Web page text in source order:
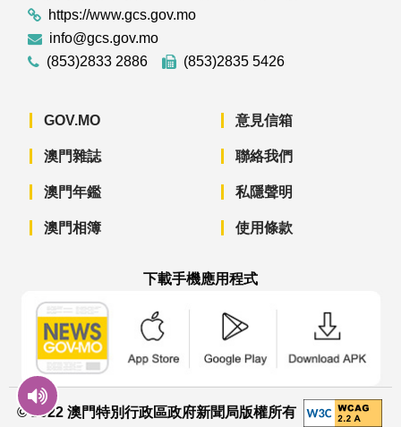
https://www.gcs.gov.mo
info@gcs.gov.mo
(853)2833 2886
(853)2835 5426
GOV.MO
澳門雜誌
澳門年鑑
澳門相簿
意見信箱
聯絡我們
私隱聲明
使用條款
下載手機應用程式
© 2022 澳門特別行政區政府新聞局版權所有